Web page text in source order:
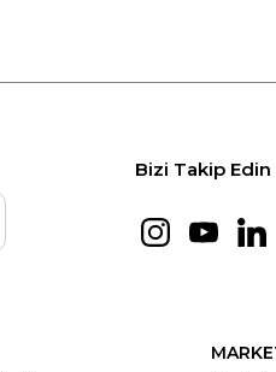
Bizi Takip Edin